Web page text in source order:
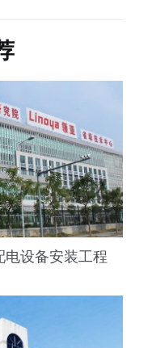
电设备安装工程